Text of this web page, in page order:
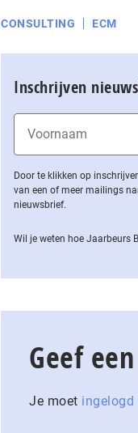
CONSULTING ECM
Inschrijven
Door te klikken op
van een of meer mailings
nieuwsbrief.
Wil je weten hoe Jaarbeurs
Geef
Je moet ingelogd